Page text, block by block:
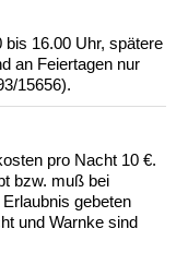
16.00 Uhr, spätere
an Feiertagen nur
15656).
pro Nacht 10 €.
bzw. muß bei
gebeten
und Warnke sind